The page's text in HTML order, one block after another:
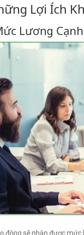
Lợi Ích
Lương
động sẽ nhận được